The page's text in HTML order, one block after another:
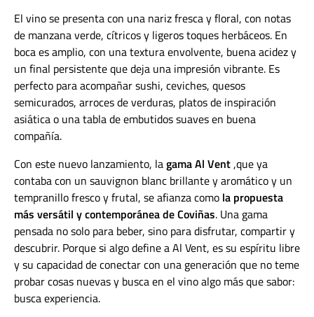
El vino se presenta con una nariz fresca y floral, con notas
de manzana verde, cítricos y ligeros toques herbáceos. En
boca es amplio, con una textura envolvente, buena acidez y
un final persistente que deja una impresión vibrante. Es
perfecto para acompañar sushi, ceviches, quesos
semicurados, arroces de verduras, platos de inspiración
asiática o una tabla de embutidos suaves en buena
compañía.
Con este nuevo lanzamiento, lagama Al Vent,que ya
contaba con un sauvignon blanc brillante y aromático y un
tempranillo fresco y frutal, se afianza como la propuesta
más versátil y contemporánea de Coviñas. Una gama
pensada no solo para beber, sino para disfrutar, compartir y
descubrir. Porque si algo define a Al Vent, es su espíritu libre
y su capacidad de conectar con una generación que no teme
probar cosas nuevas y busca en el vino algo más que sabor:
busca experiencia.